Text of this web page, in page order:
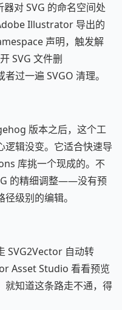
对 SVG 的命名空间处
Illustrator 导出的
声明，触发解
SVG 文件删
过一遍 SVGO 清理。
版本之后，这个工
逻辑没变。它适合快速导
库挑一个现成的。不
的精细调整——没有预
级别的编辑。
SVG2Vector 自动转
Asset Studio 看看预览
就知道这条路走不通，得